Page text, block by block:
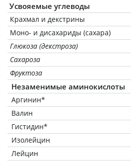
Усвояемые углеводы
Крахмал и декстрины
Моно- и дисахариды (сахара)
Глюкоза (декстроза)
Сахароза
Фруктоза
Незаменимые аминокислоты
Аргинин*
Валин
Гистидин*
Изолейцин
Лейцин